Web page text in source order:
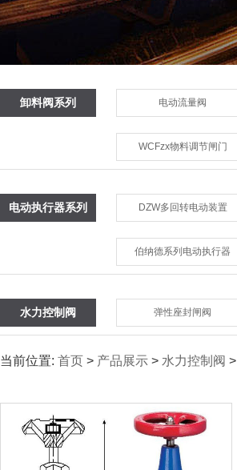
卸料阀系列 电动流量阀
WCFzx物料调节闸门
电动执行器系列 DZW多回转电动装置
伯纳德系列电动执行器
水力控制阀 弹性座封闸阀
当前位置: 首页 > 产品展示 > 水力控制阀 >